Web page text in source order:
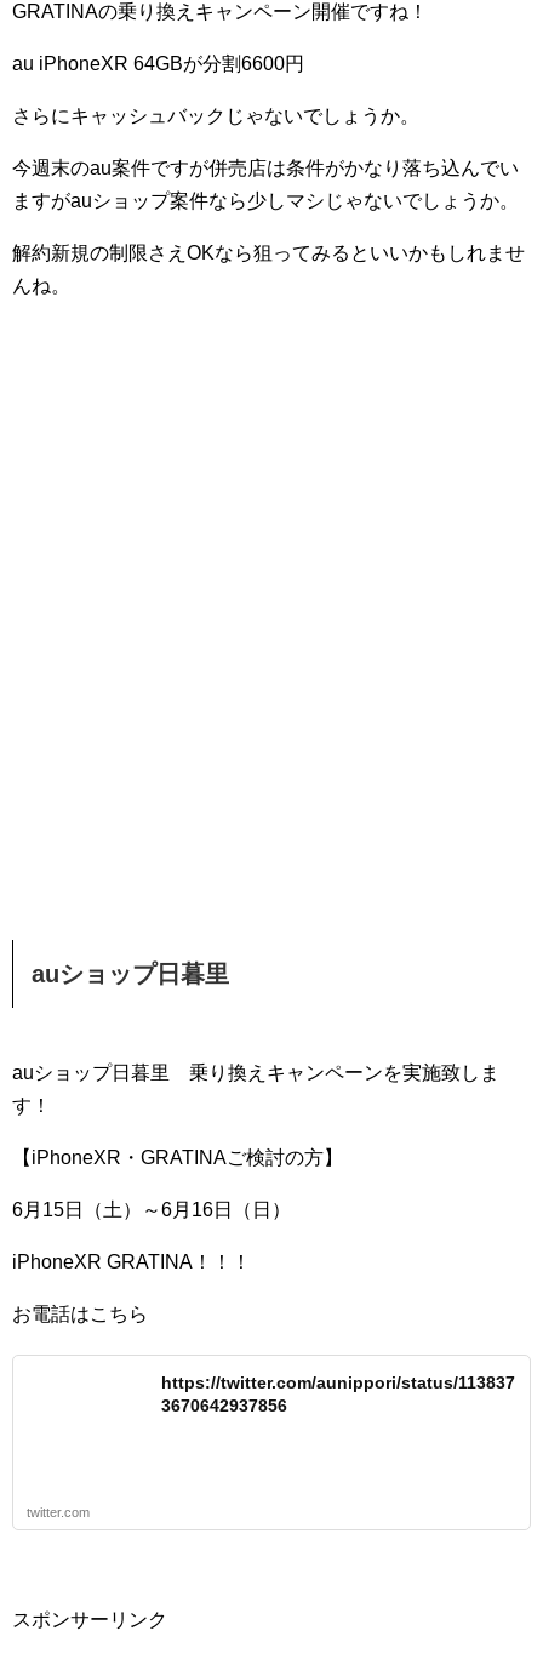
GRATINAの乗り換えキャンペーン開催ですね！
au iPhoneXR 64GBが分割6600円
さらにキャッシュバックじゃないでしょうか。
今週末のau案件ですが併売店は条件がかなり落ち込んでい
ますがauショップ案件なら少しマシじゃないでしょうか。
解約新規の制限さえOKなら狙ってみるといいかもしれませ
んね。
auショップ日暮里
auショップ日暮里 乗り換えキャンペーンを実施致しま
す！
【iPhoneXR・GRATINAご検討の方】
6月15日（土）～6月16日（日）
iPhoneXR GRATINA！！！
お電話はこちら
https://twitter.com/aunippori/status/113837
3670642937856
twitter.com
スポンサーリンク